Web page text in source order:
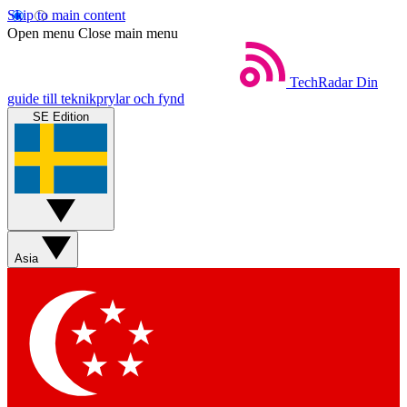
Skip to main content
Open menu Close main menu
TechRadar Din
guide till teknikprylar och fynd
SE Edition
Asia